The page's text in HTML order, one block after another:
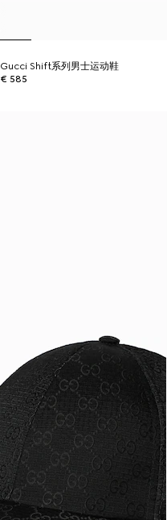
Gucci Shift系列男士运动鞋
€ 585